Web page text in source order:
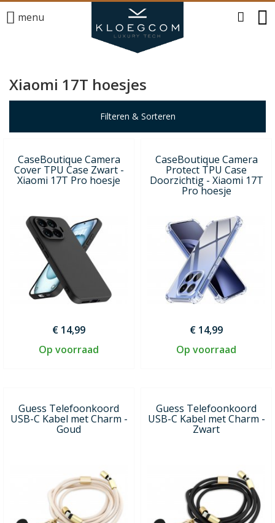
menu
Xiaomi 17T hoesjes
Filteren & Sorteren
CaseBoutique Camera
Cover TPU Case Zwart -
Xiaomi 17T Pro hoesje
€ 14,99
Op voorraad
CaseBoutique Camera
Protect TPU Case
Doorzichtig - Xiaomi 17T
Pro hoesje
€ 14,99
Op voorraad
Guess Telefoonkoord
USB-C Kabel met Charm -
Goud
Guess Telefoonkoord
USB-C Kabel met Charm -
Zwart